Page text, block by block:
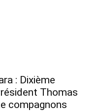
: Dixième
Thomas
compagnons